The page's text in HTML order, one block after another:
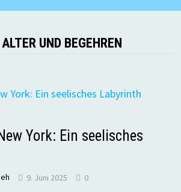
ALTER UND BEGEHREN
York: Ein seelisches
9. Juni 2025 0